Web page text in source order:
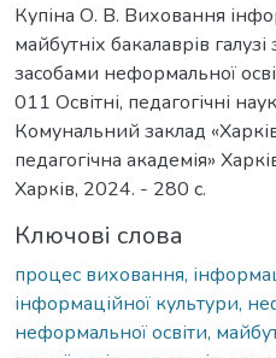
Купіна О. В. Виховання
майбутніх бакалаврів
засобами неформальної
011 Освітні, педагогічні
Комунальний заклад
педагогічна академія»
Харків, 2024. - 280 с.
Ключові слова
процес виховання,
інформаційної культури,
неформальної освіти,